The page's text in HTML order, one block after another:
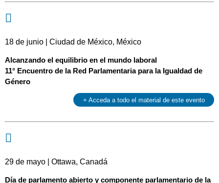
18 de junio | Ciudad de México, México
Alcanzando el equilibrio en el mundo laboral
11° Encuentro de la Red Parlamentaria para la Igualdad de
Género
+ Acceda a todo el material de este evento
29 de mayo | Ottawa, Canadá
Día de parlamento abierto y componente parlamentario de la